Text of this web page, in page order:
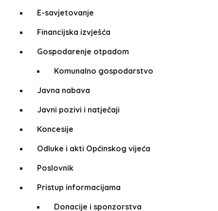
E-savjetovanje
Financijska izvješća
Gospodarenje otpadom
Komunalno gospodarstvo
Javna nabava
Javni pozivi i natječaji
Koncesije
Odluke i akti Općinskog vijeća
Poslovnik
Pristup informacijama
Donacije i sponzorstva